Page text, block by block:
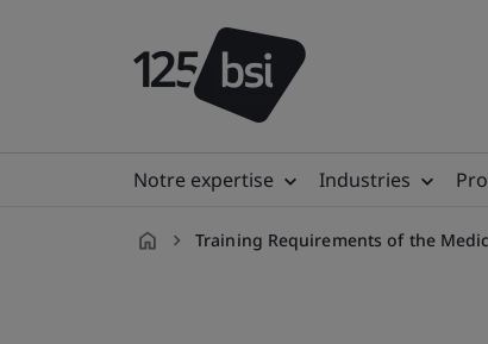
Notre expertise Industries
Training Requirements of the